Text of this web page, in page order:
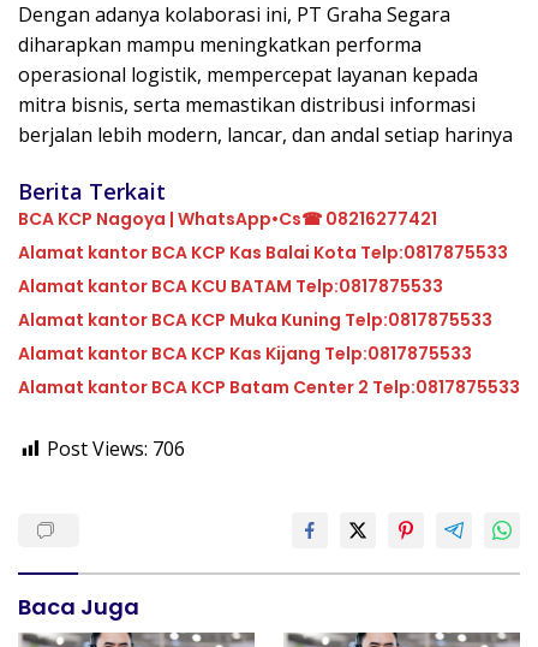
Dengan adanya kolaborasi ini, PT Graha Segara
diharapkan mampu meningkatkan performa
operasional logistik, mempercepat layanan kepada
mitra bisnis, serta memastikan distribusi informasi
berjalan lebih modern, lancar, dan andal setiap harinya
Berita Terkait
BCA KCP Nagoya | WhatsApp•Cs☎ 08216277421
Alamat kantor BCA KCP Kas Balai Kota Telp:0817875533
Alamat kantor BCA KCU BATAM Telp:0817875533
Alamat kantor BCA KCP Muka Kuning Telp:0817875533
Alamat kantor BCA KCP Kas Kijang Telp:0817875533
Alamat kantor BCA KCP Batam Center 2 Telp:0817875533
Post Views: 706
Baca Juga